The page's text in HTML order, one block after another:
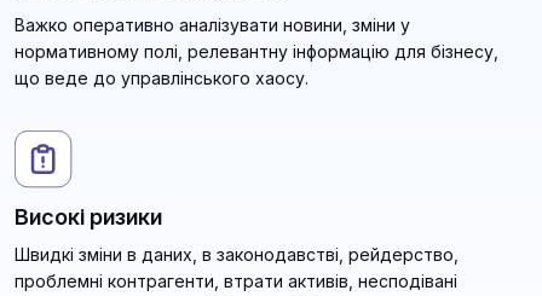
Важко оперативно аналізувати новини, зміни у
нормативному полі, релевантну інформацію для бізнесу,
що веде до управлінського хаосу.
Високі ризики
Швидкі зміни в даних, в законодавстві, рейдерство,
проблемні контрагенти, втрати активів, несподівані